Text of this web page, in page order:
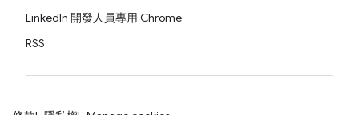
LinkedIn 開發人員專用 Chrome
RSS